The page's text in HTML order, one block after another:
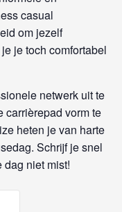
casual
om jezelf
je toch comfortabel
netwerk uit te
carrièrepad vorm te
heten je van harte
Schrijf je snel
dag niet mist!